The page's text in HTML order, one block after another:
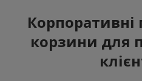
Корпоративні
корзини для